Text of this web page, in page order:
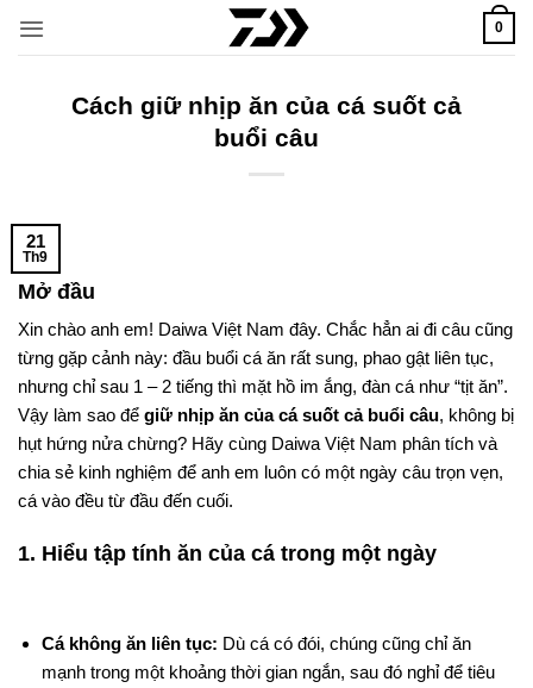
qua
0
Cách giữ nhịp ăn của cá suốt cả
buổi câu
21
Th9
Mở đầu
Xin chào anh em! Daiwa Việt Nam đây. Chắc hẳn ai đi câu cũng
từng gặp cảnh này: đầu buổi cá ăn rất sung, phao gật liên tục,
nhưng chỉ sau 1 – 2 tiếng thì mặt hồ im ắng, đàn cá như “tịt ăn”.
Vậy làm sao để giữ nhịp ăn của cá suốt cả buổi câu, không bị
hụt hứng nửa chừng? Hãy cùng Daiwa Việt Nam phân tích và
chia sẻ kinh nghiệm để anh em luôn có một ngày câu trọn vẹn,
cá vào đều từ đầu đến cuối.
1. Hiểu tập tính ăn của cá trong một ngày
Cá không ăn liên tục: Dù cá có đói, chúng cũng chỉ ăn
mạnh trong một khoảng thời gian ngắn, sau đó nghỉ để tiêu